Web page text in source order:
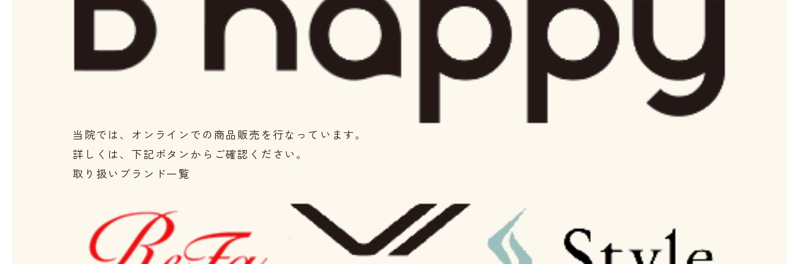
当院では、 オンラインでの商品販売を行なっています。
詳しくは、 下記ボタンからご確認ください。
取り扱いブランド一覧